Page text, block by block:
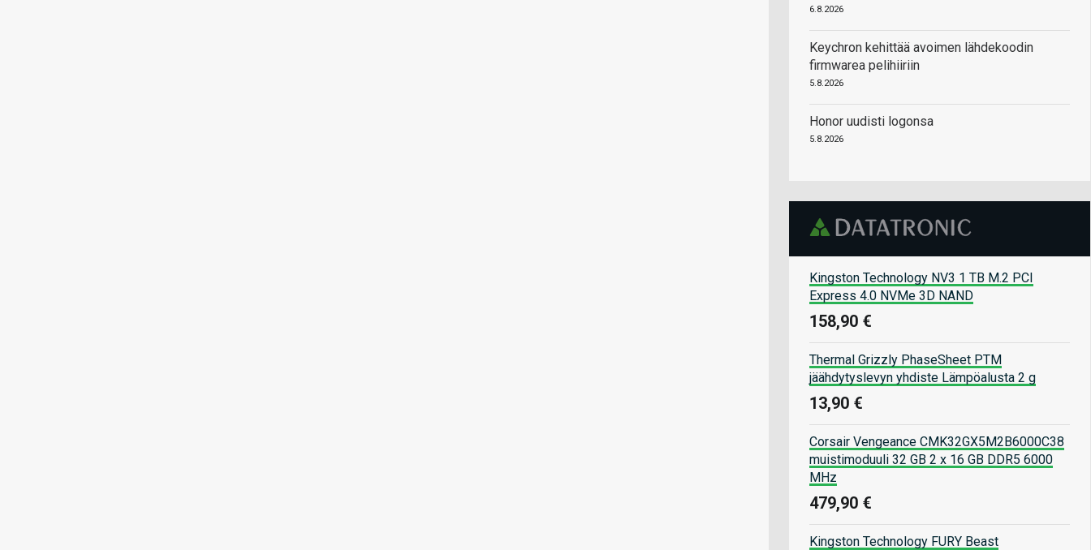
6.8.2026
Keychron kehittää avoimen lähdekoodin
firmwarea pelihiiriin
5.8.2026
Honor uudisti logonsa
5.8.2026
Kingston Technology NV3 1 TB M.2 PCI
Express 4.0 NVMe 3D NAND
158,90 €
Thermal Grizzly PhaseSheet PTM
jäähdytyslevyn yhdiste Lämpöalusta 2 g
13,90 €
Corsair Vengeance CMK32GX5M2B6000C38
muistimoduuli 32 GB 2 x 16 GB DDR5 6000
MHz
479,90 €
Kingston Technology FURY Beast